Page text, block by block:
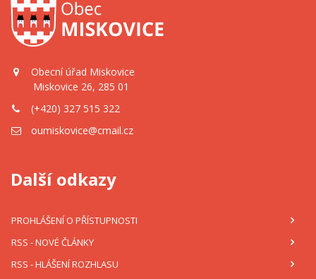
Obecní úřad Miskovice
Miskovice 26, 285 01
(+420) 327 515 322
oumiskovice@cmail.cz
Další odkazy
PROHLÁŠENÍ O PŘÍSTUPNOSTI
RSS - NOVÉ ČLÁNKY
RSS - HLÁŠENÍ ROZHLASU